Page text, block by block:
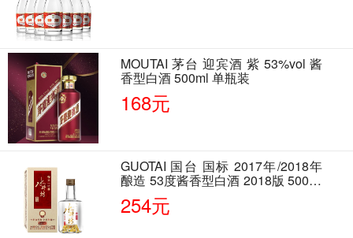
MOUTAI 茅台 迎宾酒 紫 53%vol 酱
香型白酒 500ml 单瓶装
168元
GUOTAI 国台 国标 2017年/2018年
酿造 53度酱香型白酒 2018版 500ml
单瓶装
254元